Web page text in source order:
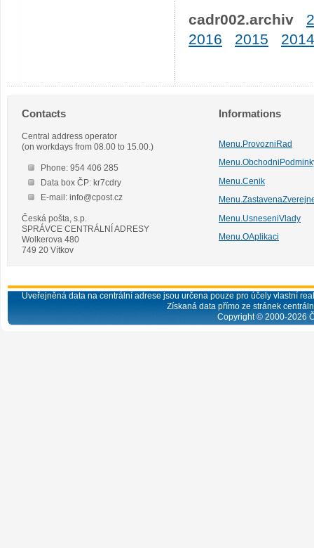
cadr002.archiv
2016
2015 2014
Contacts
Central address operator
(on workdays from 08.00 to 15.00.)
Phone: 954 406 285
Data box ČP: kr7cdry
E-mail: info@cpost.cz
Česká pošta, s.p.
SPRÁVCE CENTRÁLNÍ ADRESY
Wolkerova 480
749 20 Vítkov
Informations
Menu.ProvozniRad
Menu.Cenik
Menu.UsneseniVlady
Menu.OAplikaci
Uveřejněná data na centrální adrese jsou určena pouze pro účely vlastní
Získaná data přímo ze stránek
Copyright © 2000-2026